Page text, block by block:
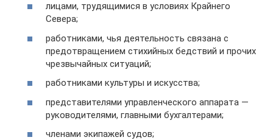
лицами, трудящимися в условиях Крайнего
Севера;
работниками, чья деятельность связана с
предотвращением стихийных бедствий и прочих
чрезвычайных ситуаций;
работниками культуры и искусства;
представителями управленческого аппарата —
руководителями, главными бухгалтерами;
членами экипажей судов;